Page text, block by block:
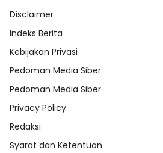
Disclaimer
Indeks Berita
Kebijakan Privasi
Pedoman Media Siber
Pedoman Media Siber
Privacy Policy
Redaksi
Syarat dan Ketentuan